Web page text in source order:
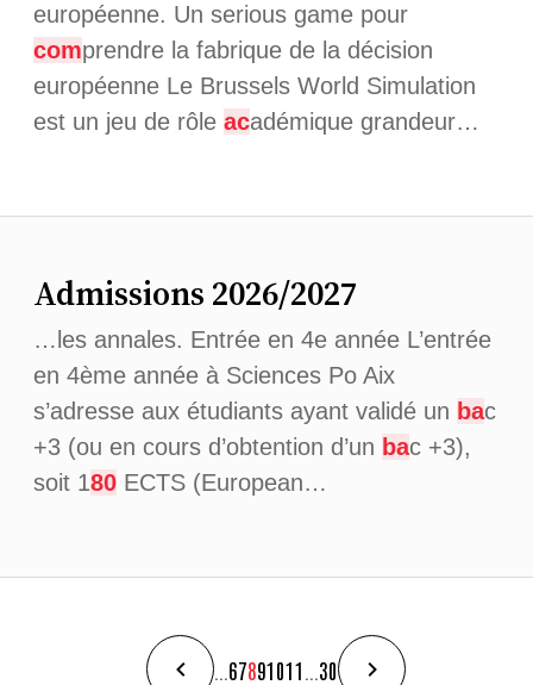
européenne. Un serious game pour
comprendre la fabrique de la décision
européenne Le Brussels World Simulation
est un jeu de rôle académique grandeur…
Admissions 2026/2027
…les annales. Entrée en 4e année L’entrée
en 4ème année à Sciences Po Aix
s’adresse aux étudiants ayant validé un bac
+3 (ou en cours d’obtention d’un bac +3),
soit 180 ECTS (European…
67891011 30